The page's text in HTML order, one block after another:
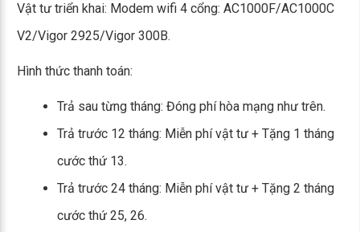
Vật tư triển khai: Modem wifi 4 cổng: AC1000F/AC1000C
V2/Vigor 2925/Vigor 300B.
Hình thức thanh toán:
Trả sau từng tháng: Đóng phí hòa mạng như trên.
Trả trước 12 tháng: Miễn phí vật tư + Tặng 1 tháng
cước thứ 13.
Trả trước 24 tháng: Miễn phí vật tư + Tặng 2 tháng
cước thứ 25, 26.